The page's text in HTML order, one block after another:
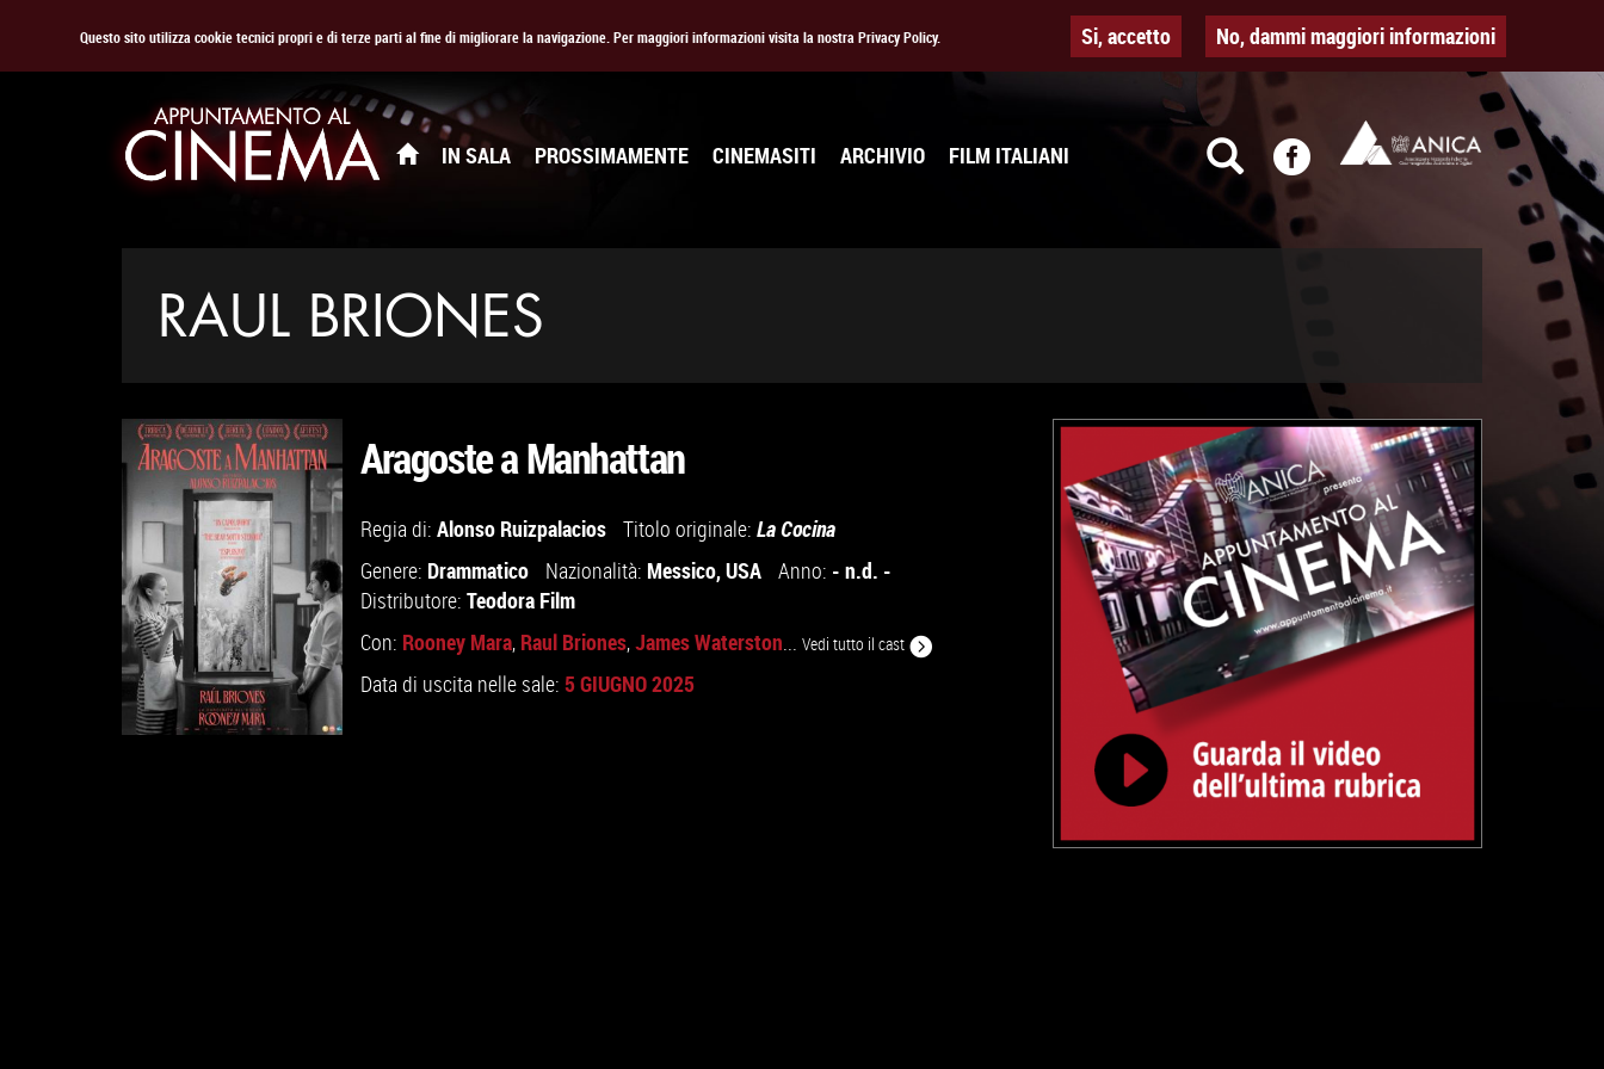
Questo sito utilizza cookie tecnici propri e di terze parti al fine di migliorare la navigazione. Per maggiori informazioni visita la nostra Privacy Policy. Si, accetto No, dammi maggiori informazioni
IN SALA PROSSIMAMENTE CINEMASITI ARCHIVIO FILM ITALIANI
RAUL BRIONES
Aragoste a Manhattan
Regia di: Alonso Ruizpalacios Titolo originale: La Cocina
Genere: Drammatico Nazionalità: Messico,USA Anno: - n.d. -
Distributore: Teodora Film
Con: Rooney Mara, Raul Briones,James Waterston... Vedi tutto il cast
Data di uscita nelle sale: 5 GIUGNO 2025